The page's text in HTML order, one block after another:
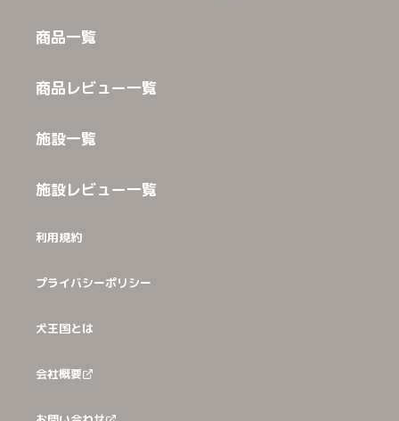
商品一覧
商品レビュー一覧
施設一覧
施設レビュー一覧
利用規約
プライバシーポリシー
犬王国とは
会社概要